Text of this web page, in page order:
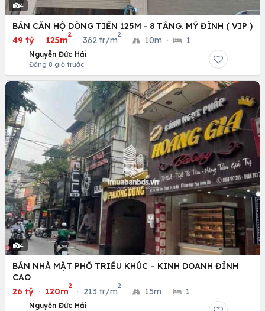
4
BÁN CĂN HỘ DÒNG TIỀN 125M - 8 TẦNG. MỸ ĐÌNH ( VIP )
49 tỷ · 125m
2
· 362 tr/m
2
· 10m · 1
Nguyễn Đức Hải
Đăng 8 giờ trước
4
BÁN NHÀ MẶT PHỐ TRIỀU KHÚC – KINH DOANH ĐỈNH
CAO
26 tỷ · 120m
2
· 213 tr/m
2
· 15m · 1
Nguyễn Đức Hải